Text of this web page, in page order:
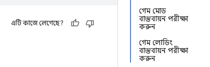
গেম মোড
বাস্তবায়ন পরীক্ষা
করুন
গেম লোডিং
বাস্তবায়ন পরীক্ষা
করুন
এটি কাজে লেগেছে?